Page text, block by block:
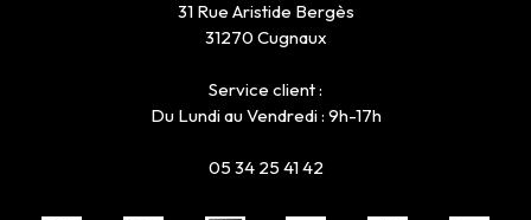
31 Rue Aristide Bergès
31270 Cugnaux
Service client :
Du Lundi au Vendredi : 9h-17h
05 34 25 41 42